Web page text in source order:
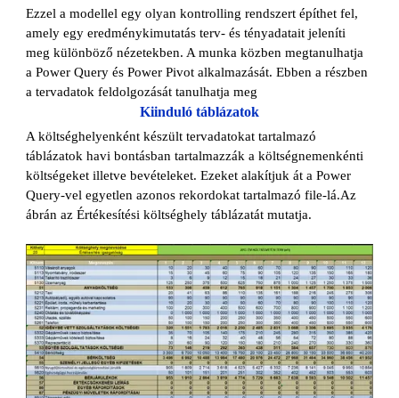
Ezzel a modellel egy olyan kontrolling rendszert építhet fel,
amely egy eredménykimutatás terv- és tényadatait jeleníti
meg különböző nézetekben. A munka közben megtanulhatja
a Power Query és Power Pivot alkalmazását. Ebben a részben
a tervadatok feldolgozását tanulhatja meg
Kiinduló táblázatok
A költséghelyenként készült tervadatokat tartalmazó
táblázatok havi bontásban tartalmazzák a költségnemenkénti
költségeket illetve bevételeket. Ezeket alakítjuk át a Power
Query-vel egyetlen azonos rekordokat tartalmazó file-lá.Az
ábrán az Értékesítési költséghely táblázatát mutatja.